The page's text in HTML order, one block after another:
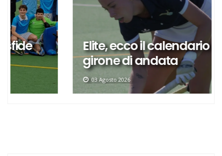
Elite, ecco il calendario del
girone di andata